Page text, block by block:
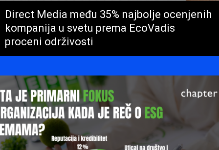
Direct Media među 35% najbolje ocenjenih
kompanija u svetu prema EcoVadis
proceni održivosti